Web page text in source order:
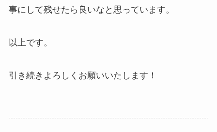
事にして残せたら良いなと思っています。
以上です。
引き続きよろしくお願いいたします！